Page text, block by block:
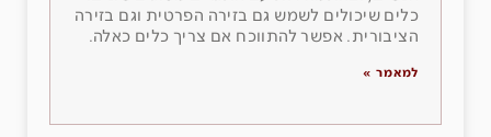
כלים שיכולים לשמש גם בזירה הפרטית וגם בזירה
הציבורית. אפשר להתווכח אם צריך כלים כאלה.
למאמר »